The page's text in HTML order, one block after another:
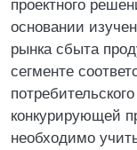
проектного
основании
рынка сбыта
сегменте
конкурирующей
необходимо